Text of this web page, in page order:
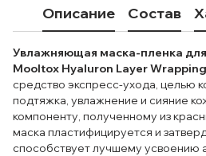
Описание Состав
Увлажняющая маска-пленка
Mooltox Hyaluron Layer
средство экспресс-ухода, целью
подтяжка, увлажнение и сияние
компоненту, полученному из
маска пластифицируется и
способствует лучшему усвоению